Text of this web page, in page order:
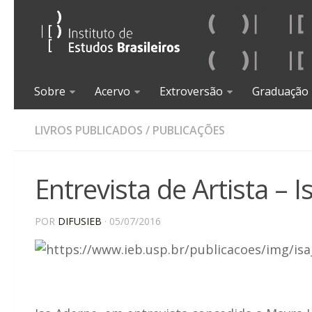
Sobre Acervo Extroversão Graduação
LIVROS PUBLICADOS / PUBLICAÇÕES
Entrevista de Artista –
POR DIFUSIEB · 05/07/2016